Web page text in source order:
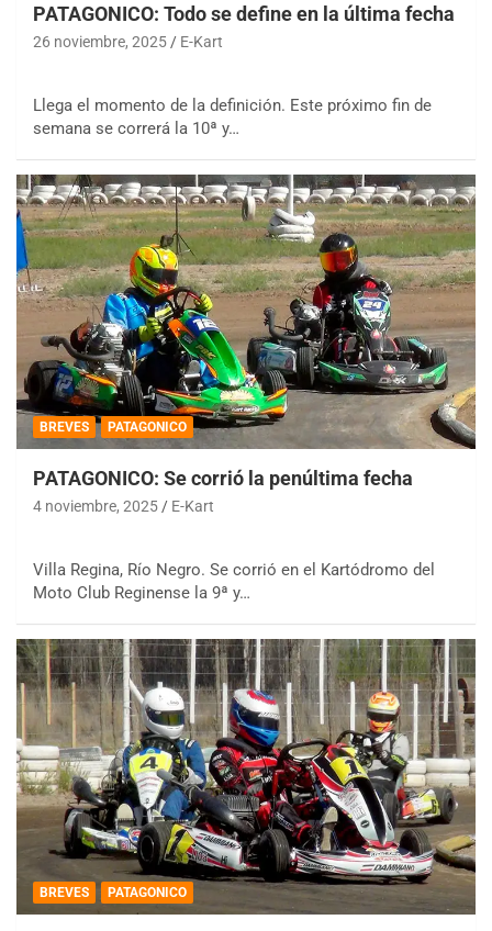
PATAGONICO: Todo se define en la última fecha
26 noviembre, 2025 E-Kart
Llega el momento de la definición. Este próximo fin de
semana se correrá la 10ª y…
BREVES PATAGONICO
PATAGONICO: Se corrió la penúltima fecha
4 noviembre, 2025 E-Kart
Villa Regina, Río Negro. Se corrió en el Kartódromo del
Moto Club Reginense la 9ª y…
BREVES PATAGONICO